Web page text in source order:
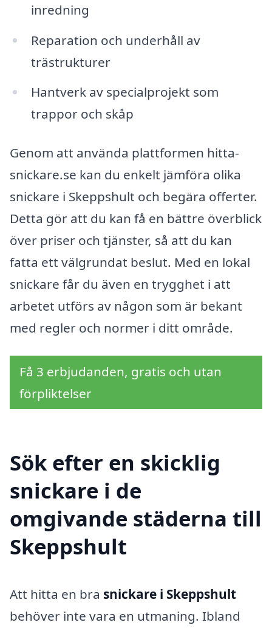
inredning
Reparation och underhåll av
trästrukturer
Hantverk av specialprojekt som
trappor och skåp
Genom att använda plattformen hitta-
snickare.se kan du enkelt jämföra olika
snickare i Skeppshult och begära offerter.
Detta gör att du kan få en bättre överblick
över priser och tjänster, så att du kan
fatta ett välgrundat beslut. Med en lokal
snickare får du även en trygghet i att
arbetet utförs av någon som är bekant
med regler och normer i ditt område.
Få 3 erbjudanden, gratis och utan
förpliktelser
Sök efter en skicklig
snickare i de
omgivande städerna till
Skeppshult
Att hitta en bra snickare i Skeppshult
behöver inte vara en utmaning. Ibland